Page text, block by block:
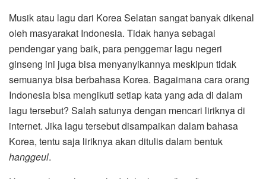
Musik atau lagu dari Korea Selatan sangat banyak dikenal
oleh masyarakat Indonesia. Tidak hanya sebagai
pendengar yang baik, para penggemar lagu negeri
ginseng ini juga bisa menyanyikannya meskipun tidak
semuanya bisa berbahasa Korea. Bagaimana cara orang
Indonesia bisa mengikuti setiap kata yang ada di dalam
lagu tersebut? Salah satunya dengan mencari liriknya di
internet. Jika lagu tersebut disampaikan dalam bahasa
Korea, tentu saja liriknya akan ditulis dalam bentuk
hanggeul.